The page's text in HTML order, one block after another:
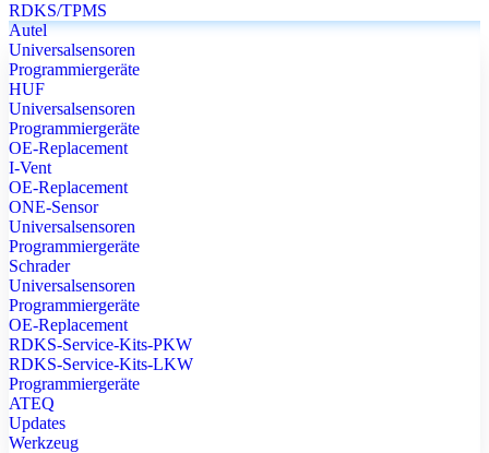
RDKS/TPMS
Autel
Universalsensoren
Programmiergeräte
HUF
Universalsensoren
Programmiergeräte
OE-Replacement
I-Vent
OE-Replacement
ONE-Sensor
Universalsensoren
Programmiergeräte
Schrader
Universalsensoren
Programmiergeräte
OE-Replacement
RDKS-Service-Kits-PKW
RDKS-Service-Kits-LKW
Programmiergeräte
ATEQ
Updates
Werkzeug